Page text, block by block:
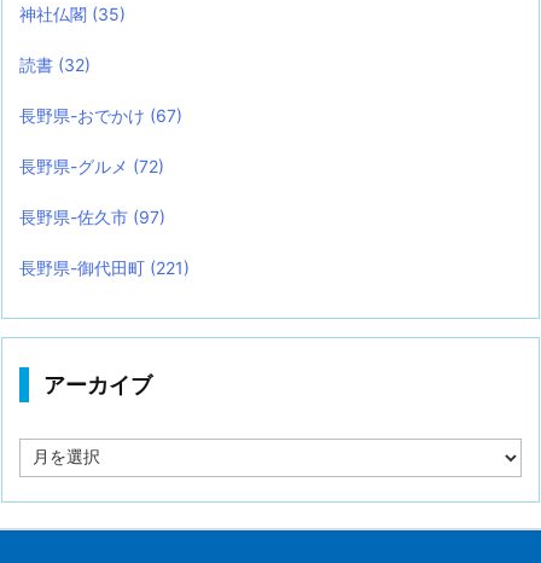
神社仏閣 (35)
読書 (32)
長野県-おでかけ (67)
長野県-グルメ (72)
長野県-佐久市 (97)
長野県-御代田町 (221)
アーカイブ
ー